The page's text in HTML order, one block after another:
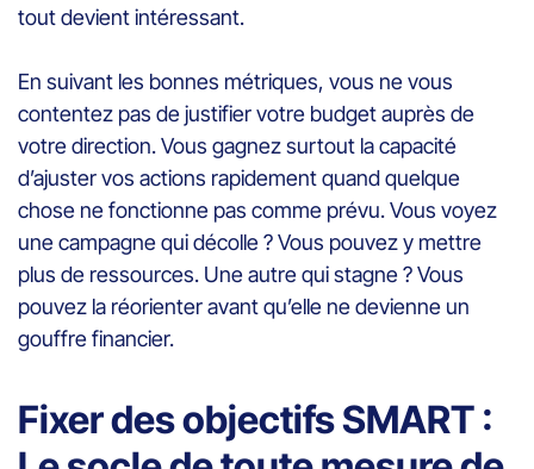
tout devient intéressant.
En suivant les bonnes métriques, vous ne vous
contentez pas de justifier votre budget auprès de
votre direction. Vous gagnez surtout la capacité
d’ajuster vos actions rapidement quand quelque
chose ne fonctionne pas comme prévu. Vous voyez
une campagne qui décolle ? Vous pouvez y mettre
plus de ressources. Une autre qui stagne ? Vous
pouvez la réorienter avant qu’elle ne devienne un
gouffre financier.
Fixer des objectifs SMART :